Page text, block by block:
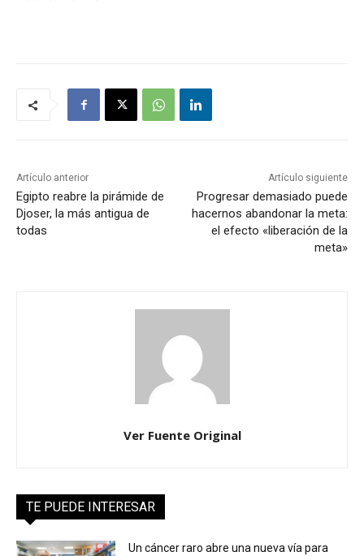
Artículo anterior
Egipto reabre la pirámide de
Djoser, la más antigua de
todas
Artículo siguiente
Progresar demasiado puede
hacernos abandonar la meta:
el efecto «liberación de la
meta»
Ver Fuente Original
TE PUEDE INTERESAR
Un cáncer raro abre una nueva vía para